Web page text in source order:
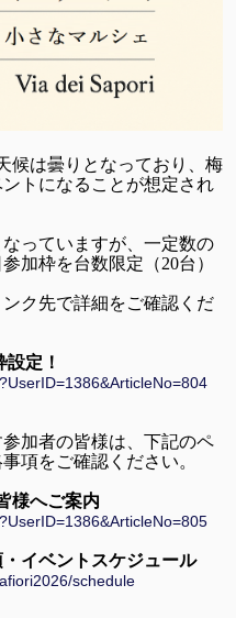
候は曇りとなっており、梅
トになることが想定され
っていますが、一定数の
加枠を台数限定（20台）
ク先で詳細をご確認くだ
定！
加者の皆様は、下記のペ
項をご確認ください。
様へご案内
イベントスケジュール
schedule